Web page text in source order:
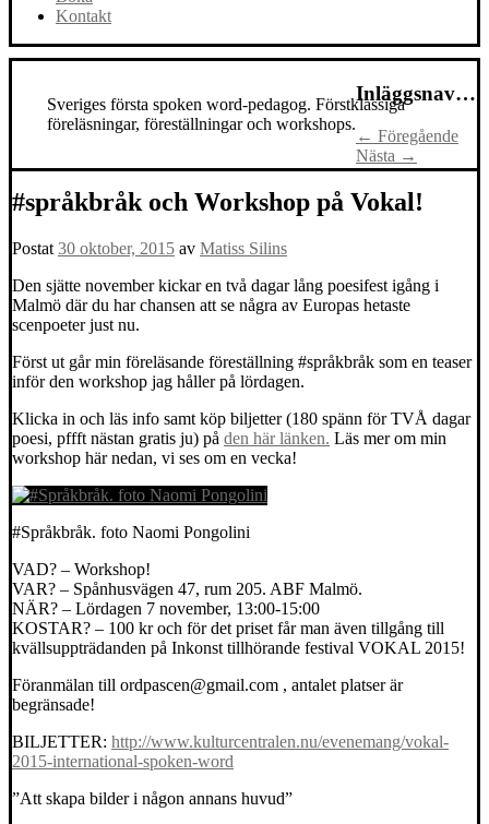
Kontakt
Sveriges första spoken word-pedagog. Förstklassiga
föreläsningar, föreställningar och workshops.
Inläggsnavigering
← Föregående
Nästa →
#språkbråk och Workshop på Vokal!
Postat 30 oktober, 2015 av Matiss Silins
Den sjätte november kickar en två dagar lång poesifest igång i
Malmö där du har chansen att se några av Europas hetaste
scenpoeter just nu.
Först ut går min föreläsande föreställning #språkbråk som en teaser
inför den workshop jag håller på lördagen.
Klicka in och läs info samt köp biljetter (180 spänn för TVÅ dagar
poesi, pffft nästan gratis ju) på den här länken. Läs mer om min
workshop här nedan, vi ses om en vecka!
#Språkbråk. foto Naomi Pongolini
VAD? – Workshop!
VAR? – Spånhusvägen 47, rum 205. ABF Malmö.
NÄR? – Lördagen 7 november, 13:00-15:00
KOSTAR? – 100 kr och för det priset får man även tillgång till
kvällsuppträdanden på Inkonst tillhörande festival VOKAL 2015!
Föranmälan till ordpascen@gmail.com , antalet platser är
begränsade!
BILJETTER: http://www.kulturcentralen.nu/evenemang/vokal-
2015-international-spoken-word
”Att skapa bilder i någon annans huvud”